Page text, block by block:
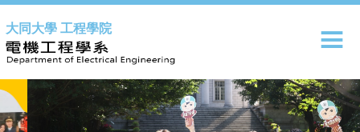
到
主
要
內
容
區
大同大學 工程學院